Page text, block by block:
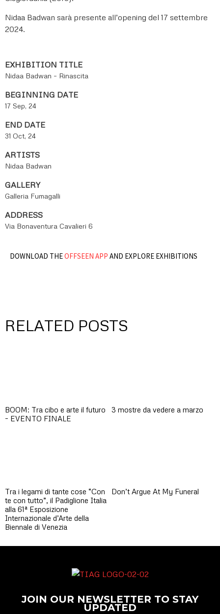
Nidaa Badwan sarà presente all’opening del 17 settembre
2024.
EXHIBITION TITLE
Nidaa Badwan – Rinascita
BEGINNING DATE
17 Sep, 24
END DATE
31 Oct, 24
ARTISTS
Nidaa Badwan
GALLERY
Galleria Fumagalli
ADDRESS
Via Bonaventura Cavalieri 6
DOWNLOAD THEOFFSEEN APP AND EXPLORE EXHIBITIONS
RELATED POSTS
BOOM: Tra cibo e arte il futuro
– EVENTO FINALE
3 mostre da vedere a marzo
Tra i legami di tante cose “Con
te con tutto”, il Padiglione Italia
alla 61ª Esposizione
Internazionale d’Arte della
Biennale di Venezia
Don’t Argue At My Funeral
JOIN OUR NEWSLETTER TO STAY
UPDATED